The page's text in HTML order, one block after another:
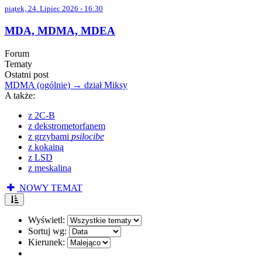
piątek, 24. Lipiec 2026 - 16:30
MDA, MDMA, MDEA
Forum
Tematy
Ostatni post
MDMA (ogólnie) → dział Miksy
A także:
z 2C-B
z dekstrometorfanem
z grzybami psilocibe
z kokainą
z LSD
z meskaliną
NOWY TEMAT
Wyświetl:
Sortuj wg:
Kierunek: